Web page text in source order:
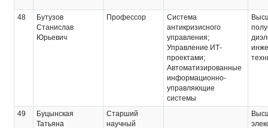
48
Бутузов
Станислав
Юрьевич
Профессор
Система
антикризисного
управления;
Управление ИТ-
проектами;
Автоматизированные
информационно-
управляющие
системы
49
Буцынская
Татьяна
Старший
научный